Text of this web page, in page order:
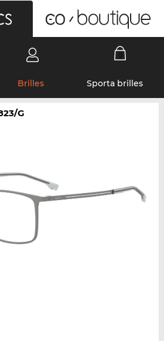
Brilles Sporta brilles
G